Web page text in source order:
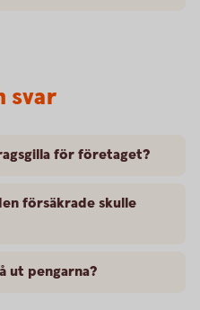
svar
för företaget?
försäkrade skulle
ut pengarna?